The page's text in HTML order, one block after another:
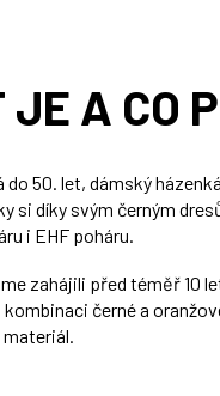
A CO
50. let, dámský
si díky svým černým
i EHF poháru.
zahájili před téměř 10
černé a